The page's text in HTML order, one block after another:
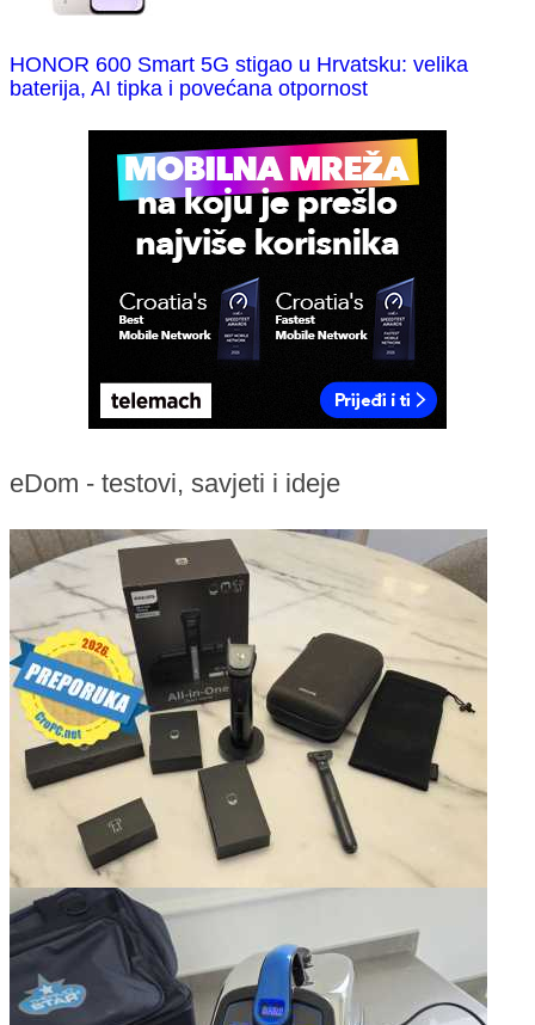
HONOR 600 Smart 5G stigao u Hrvatsku: velika
baterija, AI tipka i povećana otpornost
eDom - testovi, savjeti i ideje